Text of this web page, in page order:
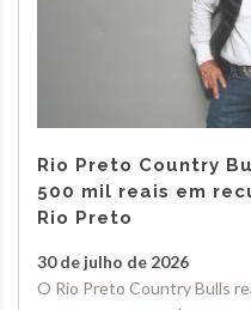
Rio Preto Country
500 mil reais em
Rio Preto
30 de julho de 2026
O Rio Preto Country Bulls